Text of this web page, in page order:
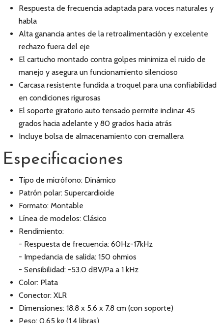
Respuesta de frecuencia adaptada para voces naturales y
habla
Alta ganancia antes de la retroalimentación y excelente
rechazo fuera del eje
El cartucho montado contra golpes minimiza el ruido de
manejo y asegura un funcionamiento silencioso
Carcasa resistente fundida a troquel para una confiabilidad
en condiciones rigurosas
El soporte giratorio auto tensado permite inclinar 45
grados hacia adelante y 80 grados hacia atrás
Incluye bolsa de almacenamiento con cremallera
Especificaciones
Tipo de micrófono: Dinámico
Patrón polar: Supercardioide
Formato: Montable
Línea de modelos: Clásico
Rendimiento:
- Respuesta de frecuencia: 60Hz-17kHz
- Impedancia de salida: 150 ohmios
- Sensibilidad: -53.0 dBV/Pa a 1 kHz
Color: Plata
Conector: XLR
Dimensiones: 18.8 x 5.6 x 7.8 cm (con soporte)
Peso: 0,65 kg (1.4 libras)